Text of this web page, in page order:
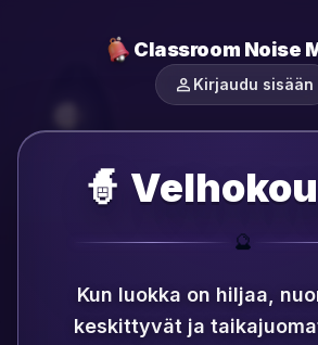
Classroom Noise
person Kirjaudu sisään
🧙
🔮
Kun luokka on hiljaa,
keskittyvät ja